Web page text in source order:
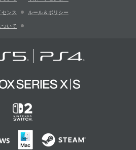
センス ルール＆ポリシー
ついて